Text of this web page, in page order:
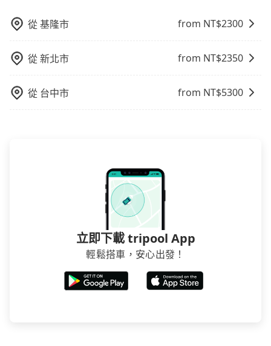
配戴口罩。tripool之所以能將價格壓在市價7~8折的主
因來自於自行研發的AI車輛調度演算法，能有效降低空
車率，也就是提高俗稱「回頭車」的比例。這不僅體現
在成本的控制，更是在傳統旺季（年假、端午、中秋、
用到不熟悉的司機或者轉單給其他車行的情況比同行更
從基隆市 from NT$2300
從新北市 from NT$2350
從 台中市 from NT$5300
立即下載 tripool App
輕鬆搭車，安心出發！